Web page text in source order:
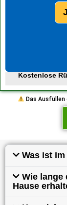
Kostenlose
Das
Was ist
Wie lange
Hause